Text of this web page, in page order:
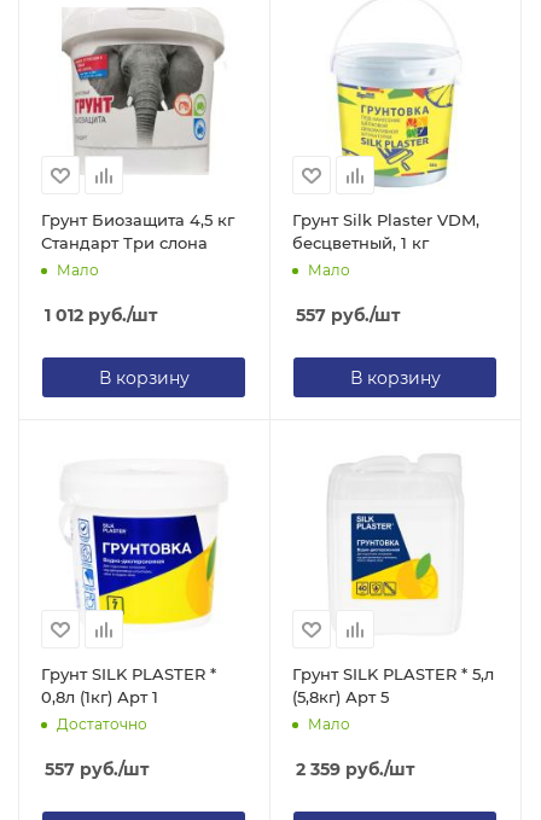
Грунт Биозащита 4,5 кг
Стандарт Три слона
Мало
1 012 руб./шт
В корзину
Грунт Silk Plaster VDM,
бесцветный, 1 кг
Мало
557 руб./шт
В корзину
Грунт SILK PLASTER *
0,8л (1кг) Арт 1
Достаточно
557 руб./шт
Грунт SILK PLASTER * 5,л
(5,8кг) Арт 5
Мало
2 359 руб./шт